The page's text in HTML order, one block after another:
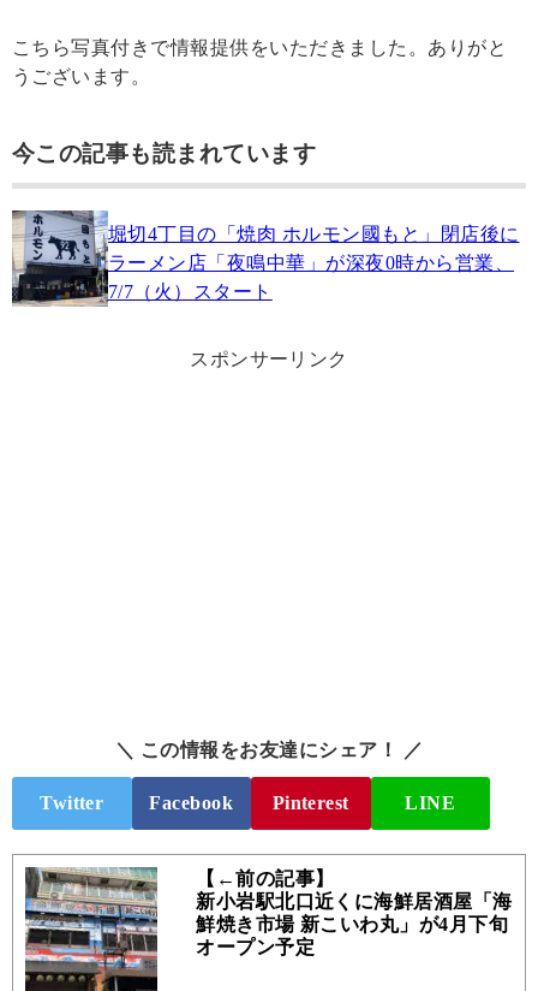
こちら写真付きで情報提供をいただきました。ありがと
うございます。
今この記事も読まれています
堀切4丁目の「焼肉 ホルモン國もと」閉店後に
ラーメン店「夜鳴中華」が深夜0時から営業、
7/7（火）スタート
スポンサーリンク
＼ この情報をお友達にシェア！ ／
Twitter Facebook Pinterest LINE
【←前の記事】
新小岩駅北口近くに海鮮居酒屋「海
鮮焼き市場 新こいわ丸」が4月下旬
オープン予定